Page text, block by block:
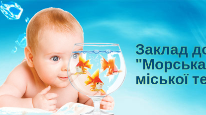
Заклад
міської